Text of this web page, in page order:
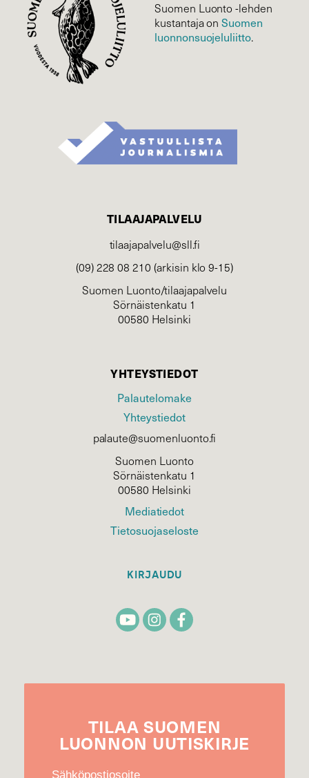
Suomen Luonto -lehden
kustantaja onSuomen
luonnonsuojelu­liitto.
TILAAJAPALVELU
tilaajapalvelu@sll.fi
(09) 228 08 210 (arkisin klo 9-15)
Suomen Luonto/tilaajapalvelu
Sörnäistenkatu 1
00580 Helsinki
YHTEYSTIEDOT
Palautelomake
Yhteystiedot
palaute@suomenluonto.fi
Suomen Luonto
Sörnäistenkatu 1
00580 Helsinki
Mediatiedot
Tietosuojaseloste
KIRJAUDU
TILAA SUOMEN
LUONNON UUTIS­KIRJE
Sähköpostiosoite